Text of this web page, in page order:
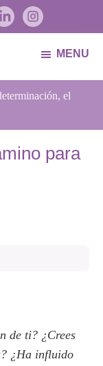
MENU
el
para
de ti? ¿Crees
¿Ha influido